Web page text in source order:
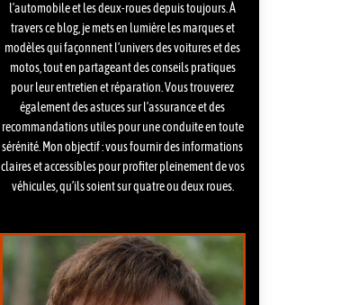
l’automobile et les deux-roues depuis toujours. À
travers ce blog, je mets en lumière les marques et
modèles qui façonnent l’univers des voitures et des
motos, tout en partageant des conseils pratiques
pour leur entretien et réparation. Vous trouverez
également des astuces sur l’assurance et des
recommandations utiles pour une conduite en toute
sérénité. Mon objectif : vous fournir des informations
claires et accessibles pour profiter pleinement de vos
véhicules, qu’ils soient sur quatre ou deux roues.